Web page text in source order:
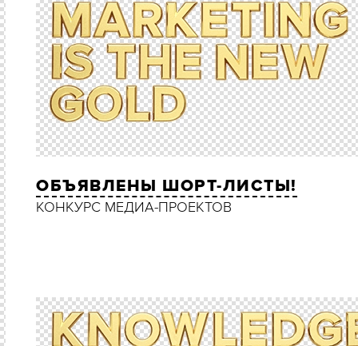
ОБЪЯВЛЕНЫ ШОРТ-ЛИСТЫ!
КОНКУРС МЕДИА-ПРОЕКТОВ